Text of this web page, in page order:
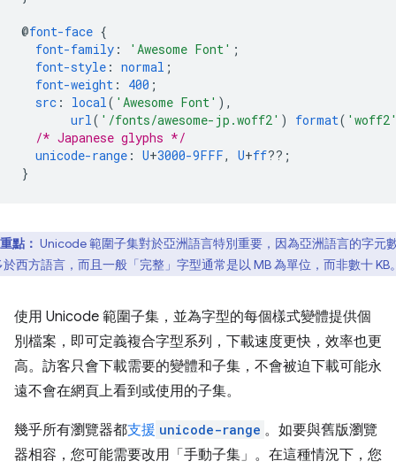
@font-face {
font-family : 'Awesome Font' ;
font-style : normal ;
font-weight : 400 ;
src : local ( 'Awesome Font' ),
url ( '/fonts/awesome-jp.woff2' ) format(
/* Japanese glyphs */
unicode-range : U+3000-9FFF, U+ff??;
}
重點： Unicode 範圍子集對於亞洲語言特別重要，因為亞洲語言的字元
於西方語言，而且一般「完整」字型通常是以 MB 為單位，而非數十 KB
使用 Unicode 範圍子集，並為字型的每個樣式變體提供個
別檔案，即可定義複合字型系列，下載速度更快，效率也更
高。訪客只會下載需要的變體和子集，不會被迫下載可能永
遠不會在網頁上看到或使用的子集。
幾乎所有瀏覽器都支援 unicode-range 。如要與舊版瀏覽
器相容，您可能需要改用「手動子集」。在這種情況下，您